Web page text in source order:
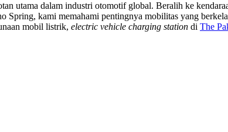
utama dalam industri otomotif global. Beralih ke
Spring, kami memahami pentingnya mobilitas yang
mobil listrik, electric vehicle charging station di The